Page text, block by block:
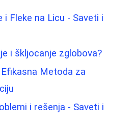
i Fleke na Licu - Saveti i
i škljocanje zglobova?
Metoda za
i rešenja - Saveti i